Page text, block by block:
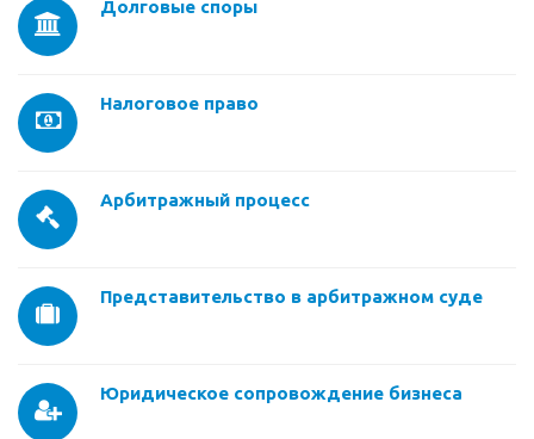
Долговые споры
Налоговое право
Арбитражный процесс
Представительство в арбитражном суде
Юридическое сопровождение бизнеса